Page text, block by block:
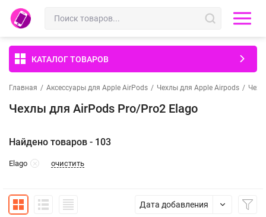
КАТАЛОГ ТОВАРОВ
Главная / Аксессуары для Apple AirPods / Чехлы для Apple Airpods /
Чехлы для AirPods Pro/Pro2 Elago
Найдено товаров - 103
Elago очистить
Дата добавления